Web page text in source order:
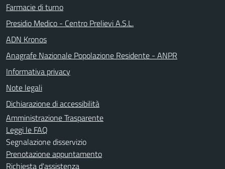
Farmacie di turno
Presidio Medico - Centro Prelievi A.S.L.
ADN Kronos
Anagrafe Nazionale Popolazione Residente - ANPR
Informativa privacy
Note legali
Dichiarazione di accessibilità
Amministrazione Trasparente
Leggi le FAQ
Segnalazione disservizio
Prenotazione appuntamento
Richiesta d'assistenza